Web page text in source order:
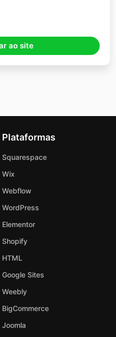
ao site
Plataformas
Squarespace
Wix
Webflow
WordPress
Elementor
Shopify
HTML
Google Sites
Weebly
BigCommerce
Joomla